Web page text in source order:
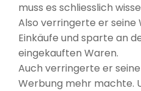
muss es schliesslich
Also verringerte er
Einkäufe und sparte an
eingekauften Waren.
Auch verringerte er
Werbung mehr machte.